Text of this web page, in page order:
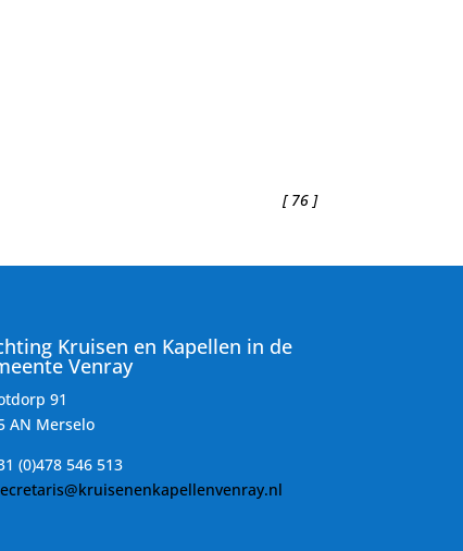
[ 76 ]
Kruisen en Kapellen in de
Venray
91
AN Merselo
(0)478 546 513